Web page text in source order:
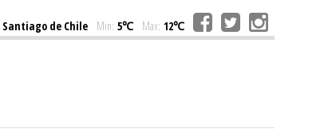
Santiago de Chile Min: 5℃ Max: 12℃